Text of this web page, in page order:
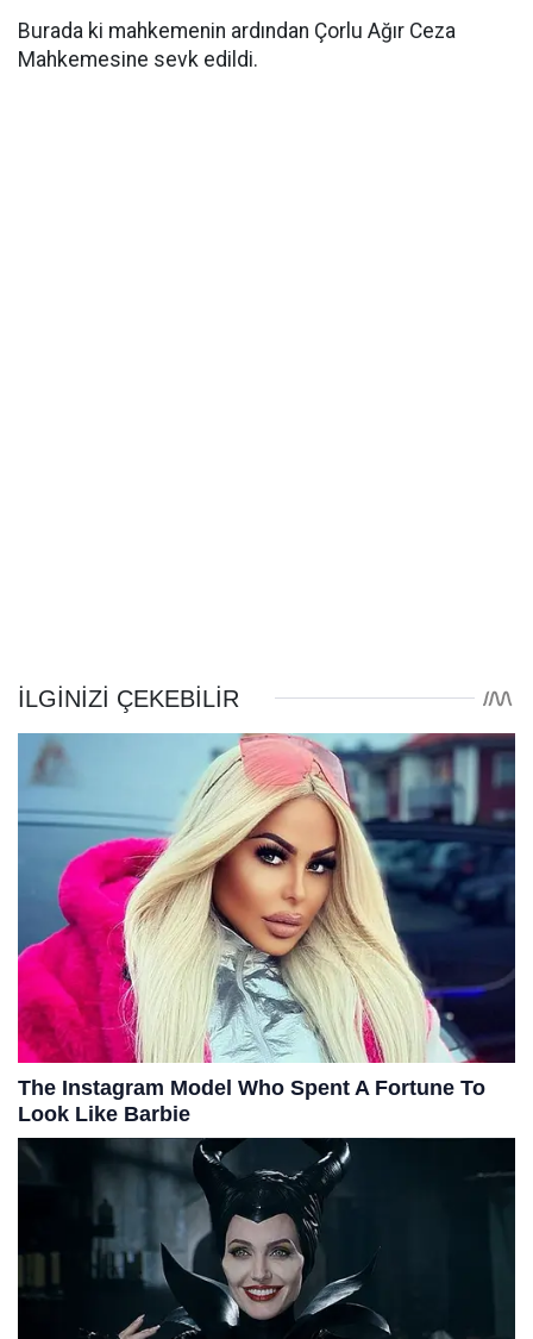
Burada ki mahkemenin ardından Çorlu Ağır Ceza
Mahkemesine sevk edildi.